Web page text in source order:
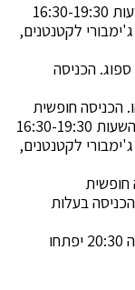
לקטנטנים,
ספוג. הכניסה
לקטנטנים,
הכניסה בעלות
הפארק ייסגר בין השעות 19:30-20:30, ובשעה 20:30 יפתחו